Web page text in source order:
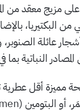
مزيج معقد من
البكتيريا،
أشجار عائلة
النباتية
مميزة أقل